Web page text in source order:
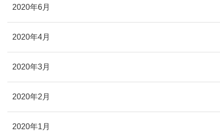
2020年6月
2020年4月
2020年3月
2020年2月
2020年1月